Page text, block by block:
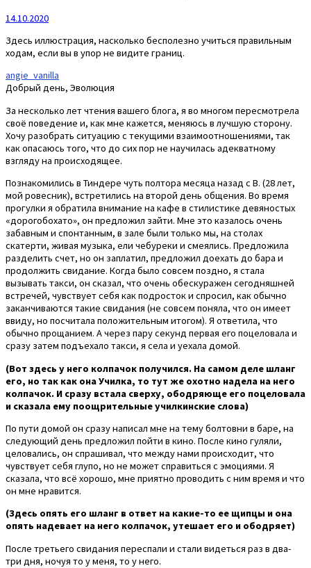
14.10.2020
Здесь иллюстрация, насколько бесполезно учиться правильным
ходам, если вы в упор не видите границ.
angie_vanilla
Добрый день, Эволюция
За несколько лет чтения вашего блога, я во многом пересмотрела
своё поведение и, как мне кажется, меняюсь в лучшую сторону.
Хочу разобрать ситуацию с текущими взаимоотношениями, так
как опасаюсь того, что до сих пор не научилась адекватному
взгляду на происходящее.
Познакомились в Тиндере чуть полтора месяца назад с В. (28 лет,
мой ровесник), встретились на второй день общения. Во время
прогулки я обратила внимание на кафе в стилистике девяностых
«дорогобохато», он предложил зайти. Мне это казалось очень
забавным и спонтанным, в зале были только мы, на столах
скатерти, живая музыка, ели чебуреки и смеялись. Предложила
разделить счет, но он заплатил, предложил доехать до бара и
продолжить свидание. Когда было совсем поздно, я стала
вызывать такси, он сказал, что очень обескуражен сегодняшней
встречей, чувствует себя как подросток и спросил, как обычно
заканчиваются такие свидания (не совсем поняла, что он имеет
ввиду, но посчитала положительным итогом). Я ответила, что
обычно прощанием. А через пару секунд первая его поцеловала и
сразу затем подъехало такси, я села и уехала домой.
(Вот здесь у него колпачок получился. На самом деле шланг
его, но так как она Училка, то тут же охотно надела на него
колпачок. И сразу встала сверху, ободряюще его поцеловала
и сказала ему поощрительные училкинские слова)
По пути домой он сразу написал мне на тему болтовни в баре, на
следующий день предложил пойти в кино. После кино гуляли,
целовались, он спрашивал, что между нами происходит, что
чувствует себя глупо, но не может справиться с эмоциями. Я
сказала, что всё хорошо, мне приятно проводить с ним время и что
он мне нравится.
(Здесь опять его шланг в ответ на какие-то ее щипцы и она
опять надевает на него колпачок, утешает его и ободряет)
После третьего свидания переспали и стали видеться раз в два-
три дня, ночуя то у меня, то у него.